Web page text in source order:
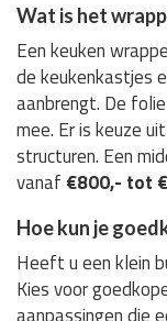
Wat is het
Een keuken
de keukenkastjes
aanbrengt. De
mee. Er is keuze
structuren. Een
vanaf €800,- tot
Hoe kun je
Heeft u een klein
Kies voor